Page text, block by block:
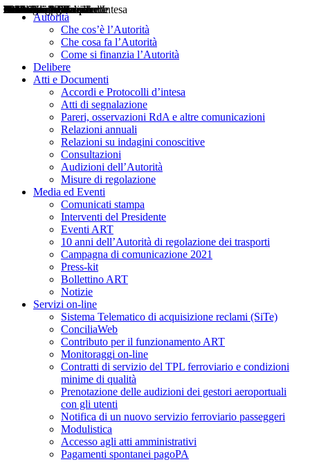
Autorità
Che cos’è l’Autorità
Che cosa fa l’Autorità
Come si finanzia l’Autorità
Delibere
Atti e Documenti
Accordi e Protocolli d’intesa
Atti di segnalazione
Pareri, osservazioni RdA e altre comunicazioni
Relazioni annuali
Relazioni su indagini conoscitive
Consultazioni
Audizioni dell’Autorità
Misure di regolazione
Media ed Eventi
Comunicati stampa
Interventi del Presidente
Eventi ART
10 anni dell’Autorità di regolazione dei trasporti
Campagna di comunicazione 2021
Press-kit
Bollettino ART
Notizie
Servizi on-line
Sistema Telematico di acquisizione reclami (SiTe)
ConciliaWeb
Contributo per il funzionamento ART
Monitoraggi on-line
Contratti di servizio del TPL ferroviario e condizioni
minime di qualità
Prenotazione delle audizioni dei gestori aeroportuali
con gli utenti
Notifica di un nuovo servizio ferroviario passeggeri
Modulistica
Accesso agli atti amministrativi
Pagamenti spontanei pagoPA
Delibere
Pareri
Consultazioni
Audizioni
Atti di Segnalazione
Accordi e Protocolli d'Intesa
Relazioni annuali
Misure di regolazione
Notizie
Comunicati Stampa
Bollettini ART
Convegni ART
Interviste del Presidente
Articoli in primo piano
Interventi del Presidente
2004
2005
2010
2013
2014
2015
2016
2017
2018
2019
202
2020
2021
2022
2023
2024
2025
2026
Aereo
Marittimo
Terrestre